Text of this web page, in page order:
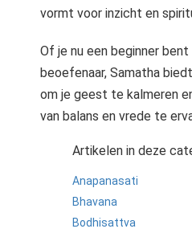
vormt voor inzicht en
Of je nu een beginner
beoefenaar, Samatha
om je geest te kalmeren
van balans en vrede te
Artikelen in deze
Anapanasati
Bhavana
Bodhisattva